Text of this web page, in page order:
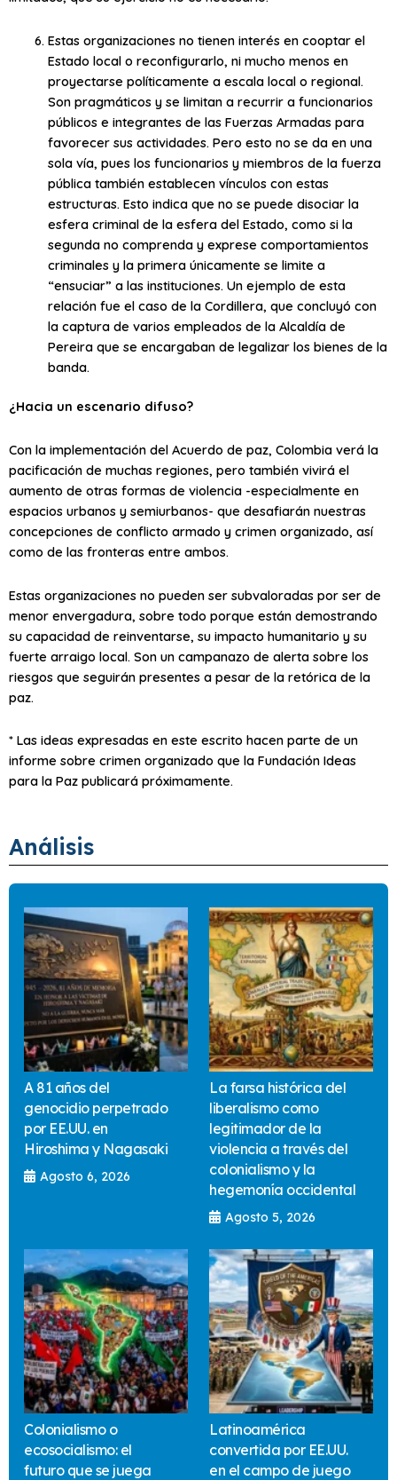
Estas organizaciones no tienen interés en cooptar el
Estado local o reconfigurarlo, ni mucho menos en
proyectarse políticamente a escala local o regional.
Son pragmáticos y se limitan a recurrir a funcionarios
públicos e integrantes de las Fuerzas Armadas para
favorecer sus actividades. Pero esto no se da en una
sola vía, pues los funcionarios y miembros de la fuerza
pública también establecen vínculos con estas
estructuras. Esto indica que no se puede disociar la
esfera criminal de la esfera del Estado, como si la
segunda no comprenda y exprese comportamientos
criminales y la primera únicamente se limite a
“ensuciar” a las instituciones. Un ejemplo de esta
relación fue el caso de la Cordillera, que concluyó con
la captura de varios empleados de la Alcaldía de
Pereira que se encargaban de legalizar los bienes de la
banda.
¿Hacia un escenario difuso?
Con la implementación del Acuerdo de paz, Colombia verá la
pacificación de muchas regiones, pero también vivirá el
aumento de otras formas de violencia -especialmente en
espacios urbanos y semiurbanos- que desafiarán nuestras
concepciones de conflicto armado y crimen organizado, así
como de las fronteras entre ambos.
Estas organizaciones no pueden ser subvaloradas por ser de
menor envergadura, sobre todo porque están demostrando
su capacidad de reinventarse, su impacto humanitario y su
fuerte arraigo local. Son un campanazo de alerta sobre los
riesgos que seguirán presentes a pesar de la retórica de la
paz.
* Las ideas expresadas en este escrito hacen parte de un
informe sobre crimen organizado que la Fundación Ideas
para la Paz publicará próximamente.
Análisis
A 81 años del
genocidio perpetrado
por EE.UU. en
Hiroshima y Nagasaki
Agosto 6, 2026
La farsa histórica del
liberalismo como
legitimador de la
violencia a través del
colonialismo y la
hegemonía occidental
Agosto 5, 2026
Colonialismo o
ecosocialismo: el
futuro que se juega
Latinoamérica
convertida por EE.UU.
en el campo de juego